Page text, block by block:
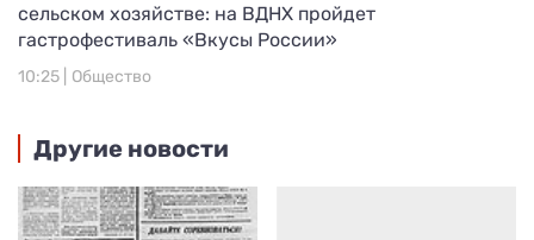
сельском хозяйстве: на ВДНХ пройдет
гастрофестиваль «Вкусы России»
10:25 | Общество
Другие новости